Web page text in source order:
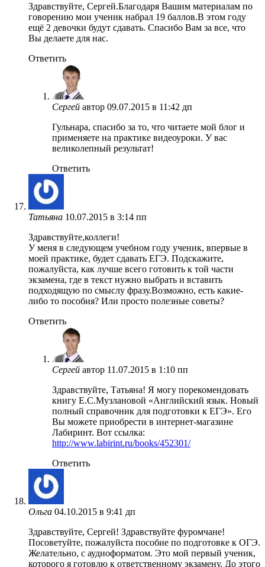
Здравствуйте, Сергей.Благодаря Вашим материалам по
говорению мои ученик набрал 19 баллов.В этом году
ещё 2 девочки будут сдавать. Спасибо Вам за все, что
Вы делаете для нас.
Ответить
Сергей автор 09.07.2015 в 11:42 дп
Гульнара, спасибо за то, что читаете мой блог и
применяете на практике видеоуроки. У вас
великолепный результат!
Ответить
Татьяна 10.07.2015 в 3:14 пп
Здравствуйте,коллеги!
У меня в следующем учебном году ученик, впервые в
моей практике, будет сдавать ЕГЭ. Подскажите,
пожалуйста, как лучше всего готовить к той части
экзамена, где в текст нужно выбрать и вставить
подходящую по смыслу фразу.Возможно, есть какие-
либо то пособия? Или просто полезные советы?
Ответить
Сергей автор 11.07.2015 в 1:10 пп
Здравствуйте, Татьяна! Я могу порекомендовать
книгу Е.С.Музлановой «Английский язык. Новый
полный справочник для подготовки к ЕГЭ». Его
Вы можете приобрести в интернет-магазине
Лабиринт. Вот ссылка:
http://www.labirint.ru/books/452301/
Ответить
Ольга 04.10.2015 в 9:41 дп
Здравствуйте, Сергей! Здравствуйте фуромчане!
Посоветуйте, пожалуйста пособие по подготовке к ОГЭ.
Желательно, с аудиоформатом. Это мой первый ученик,
которого я готовлю к ответственному экзамену. До этого